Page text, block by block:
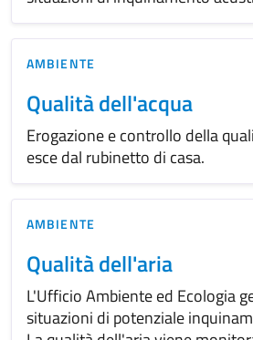
AMBIENTE
Qualità dell'acqua
Erogazione e controllo della
esce dal rubinetto di casa.
AMBIENTE
Qualità dell'aria
L'Ufficio Ambiente ed Ecologia
situazioni di potenziale